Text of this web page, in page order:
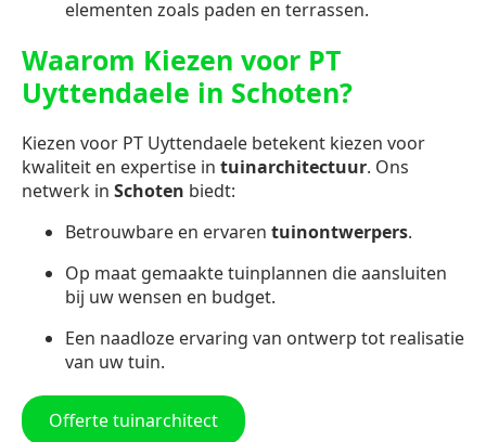
elementen zoals paden en terrassen.
Waarom Kiezen voor PT
Uyttendaele in Schoten?
Kiezen voor PT Uyttendaele betekent kiezen voor
kwaliteit en expertise in tuinarchitectuur. Ons
netwerk in Schoten biedt:
Betrouwbare en ervaren tuinontwerpers.
Op maat gemaakte tuinplannen die aansluiten
bij uw wensen en budget.
Een naadloze ervaring van ontwerp tot realisatie
van uw tuin.
Offerte tuinarchitect